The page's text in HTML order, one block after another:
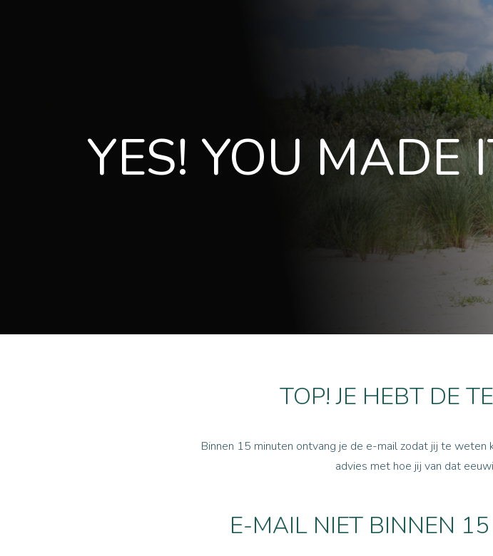
YES! YOU MADE
TOP! JE HEBT DE
Binnen 15 minuten ontvang je de e-mail zodat jij te
advies met hoe jij van dat
E-MAIL NIET BINNEN